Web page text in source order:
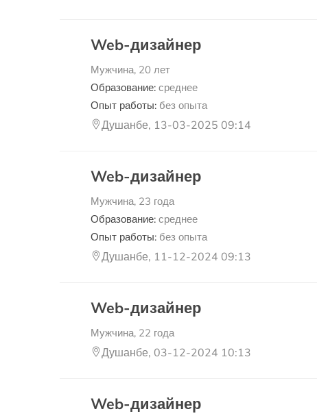
Web-дизайнер
Мужчина, 20 лет
Образование: среднее
Опыт работы: без опыта
Душанбе, 13-03-2025 09:14
Web-дизайнер
Мужчина, 23 года
Образование: среднее
Опыт работы: без опыта
Душанбе, 11-12-2024 09:13
Web-дизайнер
Мужчина, 22 года
Душанбе, 03-12-2024 10:13
Web-дизайнер